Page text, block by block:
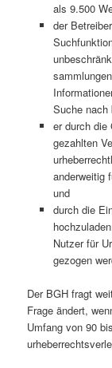
als 9.500
der
Suche nach
er durch die
gezahlten
anderweitig
und
durch die
Nutzer für
gezogen
Der BGH fragt
Frage ändert,
Umfang von 90